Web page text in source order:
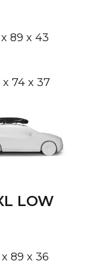
89 x 43
74 x 37
LOW
89 x 36